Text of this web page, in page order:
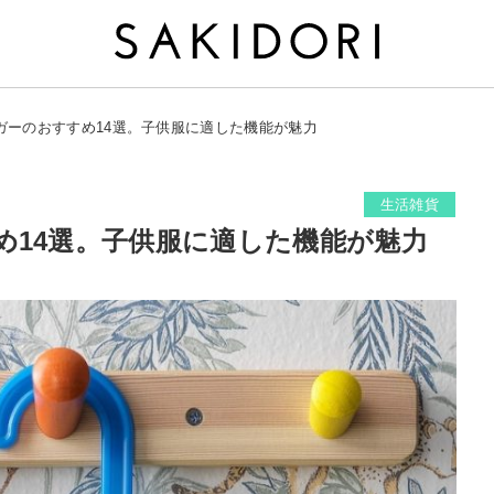
ーのおすすめ14選。子供服に適した機能が魅力
生活雑貨
選。子供服に適した機能が魅力